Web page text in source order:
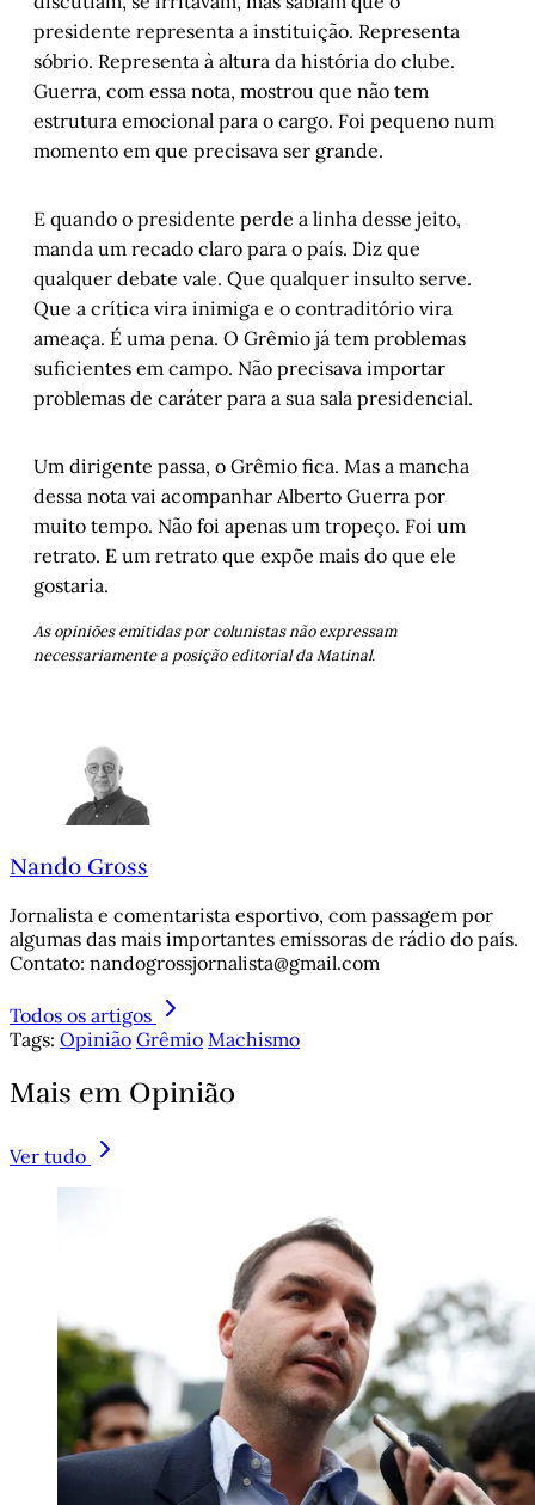
presidente representa a instituição. Representa
sóbrio. Representa à altura da história do clube.
Guerra, com essa nota, mostrou que não tem
estrutura emocional para o cargo. Foi pequeno num
momento em que precisava ser grande.
E quando o presidente perde a linha desse jeito,
manda um recado claro para o país. Diz que
qualquer debate vale. Que qualquer insulto serve.
Que a crítica vira inimiga e o contraditório vira
ameaça. É uma pena. O Grêmio já tem problemas
suficientes em campo. Não precisava importar
problemas de caráter para a sua sala presidencial.
Um dirigente passa, o Grêmio fica. Mas a mancha
dessa nota vai acompanhar Alberto Guerra por
muito tempo. Não foi apenas um tropeço. Foi um
retrato. E um retrato que expõe mais do que ele
gostaria.
As opiniões emitidas por colunistas não expressam
necessariamente a posição editorial da Matinal.
Nando Gross
Jornalista e comentarista esportivo, com passagem por
algumas das mais importantes emissoras de rádio do país.
Contato: nandogrossjornalista@gmail.com
Todos os artigos
Tags: Opinião Grêmio Machismo
Mais em Opinião
Ver tudo